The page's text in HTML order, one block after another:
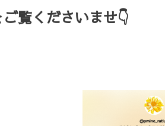
覧くださいませ👇